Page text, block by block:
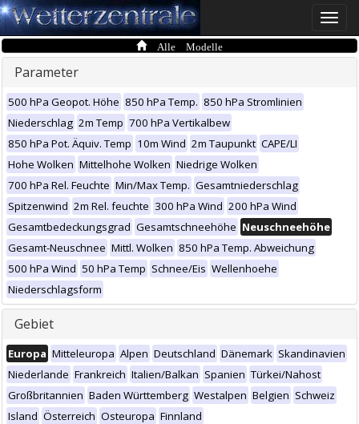
Toggle
Alle Modelle
Parameter
500 hPa Geopot. Höhe 850 hPa Temp. 850 hPa Stromlinien
Niederschlag 2m Temp 700 hPa Vertikalbew
850 hPa Pot. Äquiv. Temp 10m Wind 2m Taupunkt CAPE/LI
Hohe Wolken Mittelhohe Wolken Niedrige Wolken
700 hPa Rel. Feuchte Min/Max Temp. Gesamtniederschlag
Spitzenwind 2m Rel. feuchte 300 hPa Wind 200 hPa Wind
Gesamtbedeckungsgrad Gesamtschneehöhe Neuschneehöhe
Gesamt-Neuschnee Mittl. Wolken 850 hPa Temp. Abweichung
500 hPa Wind 50 hPa Temp Schnee/Eis Wellenhoehe
Niederschlagsform
Gebiet
Europa Mitteleuropa Alpen Deutschland Dänemark Skandinavien
Niederlande Frankreich Italien/Balkan Spanien Türkei/Nahost
Großbritannien Baden Württemberg Westalpen Belgien Schweiz
Island Österreich Osteuropa Finnland